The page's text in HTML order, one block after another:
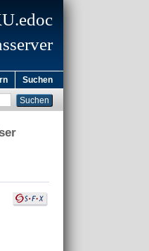
Suchen